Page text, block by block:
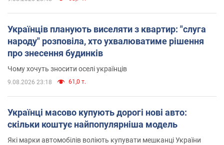
Українців планують виселяти з квартир: "слуга
народу" розповіла, хто ухвалюватиме рішення
про знесення будинків
Чому хочуть зносити оселі українців
9.08.2026 23:18 61,0 т.
Українці масово купують дорогі нові авто:
скільки коштує найпопулярніша модель
Які марки автомобілів воліють купувати мешканці України